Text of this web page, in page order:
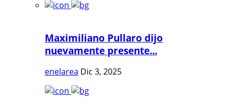
Maximiliano Pullaro dijo
nuevamente presente...
enelarea Dic 3, 2025